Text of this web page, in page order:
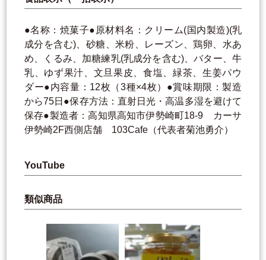
●名称：焼菓子●原材料名：クリーム(国内製造)(乳
成分を含む)、砂糖、米粉、レーズン、鶏卵、水あ
め、くるみ、加糖練乳(乳成分を含む)、バター、牛
乳、ゆず果汁、文旦果皮、食塩、緑茶、生姜パウ
ダー●内容量：12枚（3種×4枚）●賞味期限：製造
から75日●保存方法：直射日光・高温多湿を避けて
保存●製造者：高知県高知市伊勢崎町18-9 カーサ
伊勢崎2F西側店舗 103Cafe（代表者菊池勇介）
YouTube
類似商品